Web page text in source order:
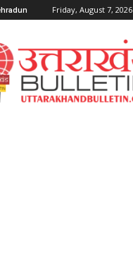
Friday, August 7, 2026
Uttarakahnd
Bulletin